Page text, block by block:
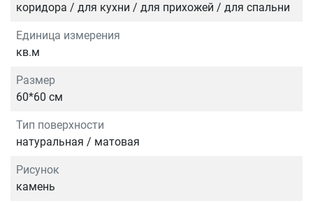
коридора / для кухни / для прихожей / для спальни
Единица измерения
кв.м
Размер
60*60 см
Тип поверхности
натуральная / матовая
Рисунок
камень